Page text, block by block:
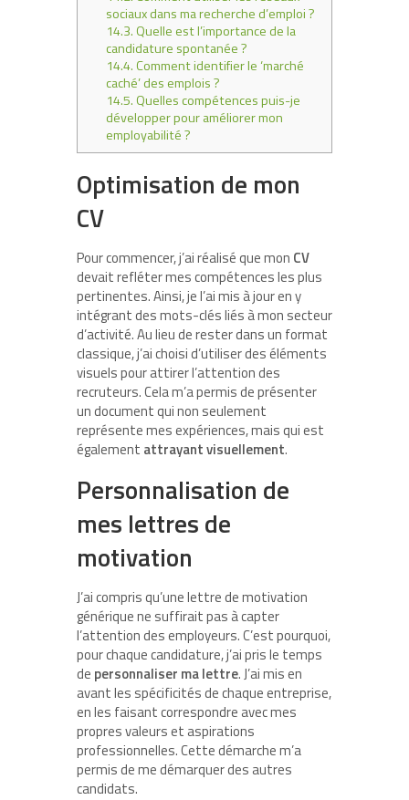
sociaux dans ma recherche d’emploi ?
14.3.Quelle est l’importance de la
candidature spontanée ?
14.4.Comment identifier le ‘marché
caché’ des emplois ?
14.5.Quelles compétences puis-je
développer pour améliorer mon
employabilité ?
Optimisation de mon
CV
Pour commencer, j’ai réalisé que mon CV
devait refléter mes compétences les plus
pertinentes. Ainsi, je l’ai mis à jour en y
intégrant des mots-clés liés à mon secteur
d’activité. Au lieu de rester dans un format
classique, j’ai choisi d’utiliser des éléments
visuels pour attirer l’attention des
recruteurs. Cela m’a permis de présenter
un document qui non seulement
représente mes expériences, mais qui est
également attrayant visuellement.
Personnalisation de
mes lettres de
motivation
J’ai compris qu’une lettre de motivation
générique ne suffirait pas à capter
l’attention des employeurs. C’est pourquoi,
pour chaque candidature, j’ai pris le temps
de personnaliser ma lettre. J’ai mis en
avant les spécificités de chaque entreprise,
en les faisant correspondre avec mes
propres valeurs et aspirations
professionnelles. Cette démarche m’a
permis de me démarquer des autres
candidats.